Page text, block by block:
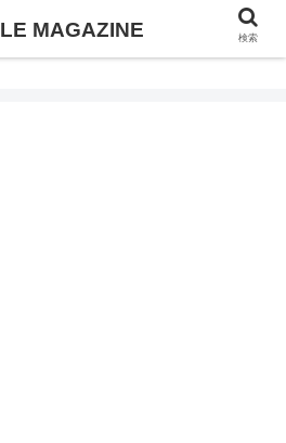
MAGAZINE
MAGAZINE 検索